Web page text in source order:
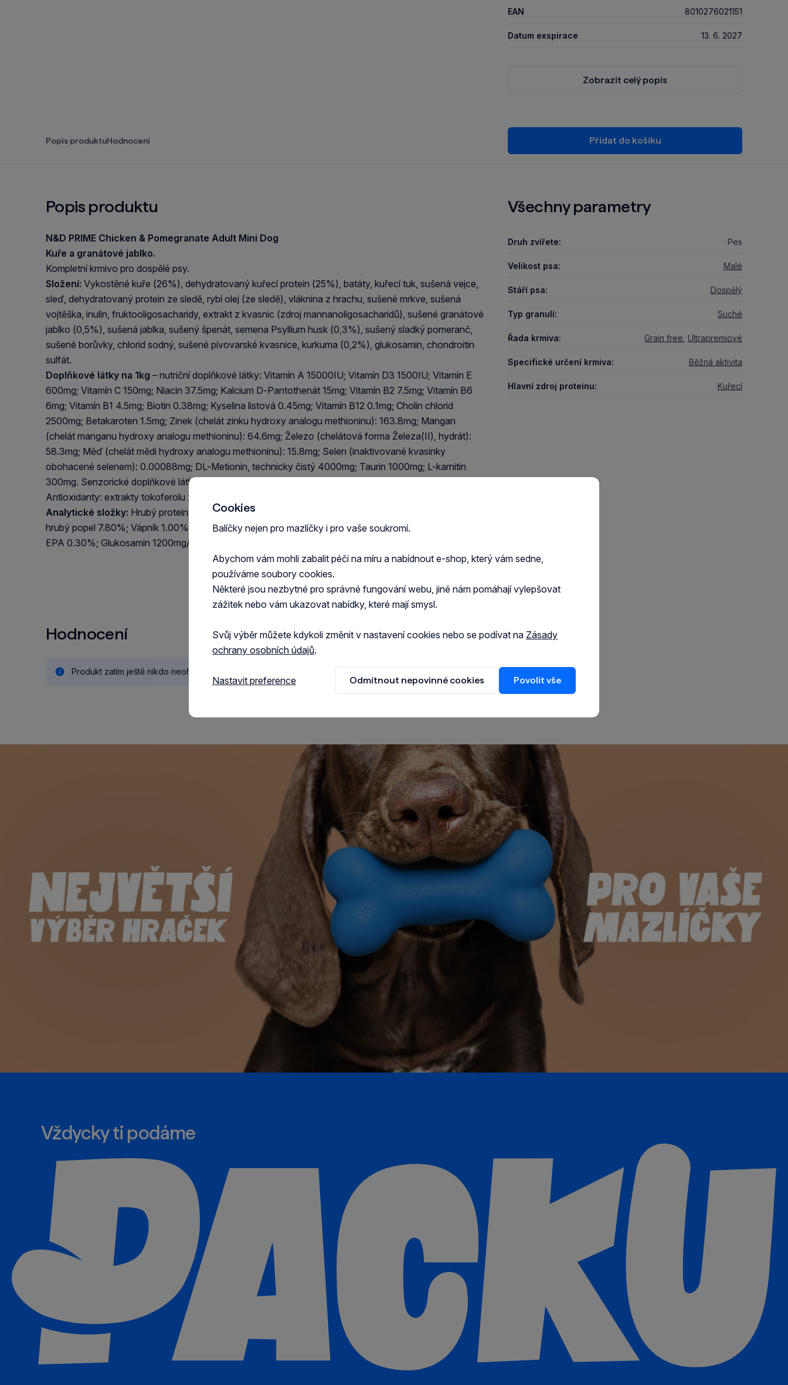
EAN 8010276021151
Datum exspirace 13. 6. 2027
Zobrazit celý popis
Popis produktuHodnocení Přidat do košíku
Popis produktu
N&D PRIME Chicken & Pomegranate Adult Mini Dog
Kuře a granátové jablko.
Kompletní krmivo pro dospělé psy.
Složení: Vykostěné kuře (26%), dehydratovaný kuřecí protein (25%), batáty, kuřecí tuk, sušená vejce,
sleď, dehydratovaný protein ze sledě, rybí olej (ze sledě), vláknina z hrachu, sušené mrkve, sušená
vojtěška, inulin, fruktooligosacharidy, extrakt z kvasnic (zdroj mannanoligosacharidů), sušené granátové
jablko (0,5%), sušená jablka, sušený špenát, semena Psyllium husk (0,3%), sušený sladký pomeranč,
sušené borůvky, chlorid sodný, sušené pivovarské kvasnice, kurkuma (0,2%), glukosamin, chondroitin
sulfát.
Doplňkové látky na 1kg – nutriční doplňkové látky: Vitamín A 15000IU; Vitamín D3 1500IU; Vitamín E
600mg; Vitamín C 150mg; Niacin 37.5mg; Kalcium D-Pantothenát 15mg; Vitamín B2 7.5mg; Vitamín B6
6mg; Vitamín B1 4.5mg; Biotin 0.38mg; Kyselina listová 0.45mg; Vitamín B12 0.1mg; Cholin chlorid
2500mg; Betakaroten 1.5mg; Zinek (chelát zinku hydroxy analogu methioninu): 163.8mg; Mangan
(chelát manganu hydroxy analogu methioninu): 64.6mg; Železo (chelátová forma Železa(II), hydrát):
58.3mg; Měď (chelát mědi hydroxy analogu methioninu): 15.8mg; Selen (inaktivované kvasinky
obohacené selenem): 0.00088mg; DL-Metionin, technicky čistý 4000mg; Taurin 1000mg; L-karnitin
300mg. Senzorické doplňkové látky: extrakt ze zeleného čaje 100mg; extrakt z rozmarýnu.
Antioxidanty: extrakty tokoferolu z rostlinných olejů.
Analytické složky: Hrubý protein 34.00%; hrubý tuk 18.00%; hrubá vláknina 2.60%; vlhkost 9.00%;
hrubý popel 7.80%; Vápník 1.00%; Fosfor 0.80%; Omega-6 3.30%; Omega-3 0.90%; DHA 0.50%;
EPA 0.30%; Glukosamin 1200mg/kg; Chondroitin sulfát 900mg/kg.
Všechny parametry
Druh zvířete: Pes
Velikost psa: Malé
Stáří psa: Dospělý
Typ granulí: Suché
Řada krmiva: Grain free Ultrapremiové
Specifické určení krmiva: Běžná aktivita
Hlavní zdroj proteinu: Kuřecí
Hodnocení
Produkt zatím ještě nikdo neohodnotil.
Vždycky ti podáme
Cookies
Balíčky nejen pro mazlíčky i pro vaše soukromí.
Abychom vám mohli zabalit péči na míru a nabídnout e-shop, který vám sedne,
používáme soubory cookies.
Některé jsou nezbytné pro správné fungování webu, jiné nám pomáhají vylepšovat
zážitek nebo vám ukazovat nabídky, které mají smysl.
Svůj výběr můžete kdykoli změnit v nastavení cookies nebo se podívat na Zásady
ochrany osobních údajů.
Nastavit preference Odmítnout nepovinné cookies Povolit vše